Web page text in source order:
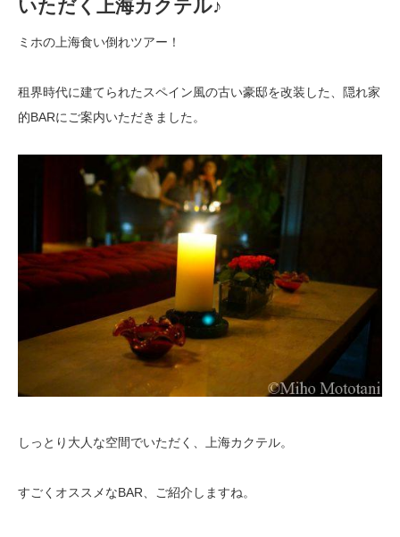
いただく上海カクテル♪
ミホの上海食い倒れツアー！
租界時代に建てられたスペイン風の古い豪邸を改装した、隠れ家
的BARにご案内いただきました。
しっとり大人な空間でいただく、上海カクテル。
すごくオススメなBAR、ご紹介しますね。